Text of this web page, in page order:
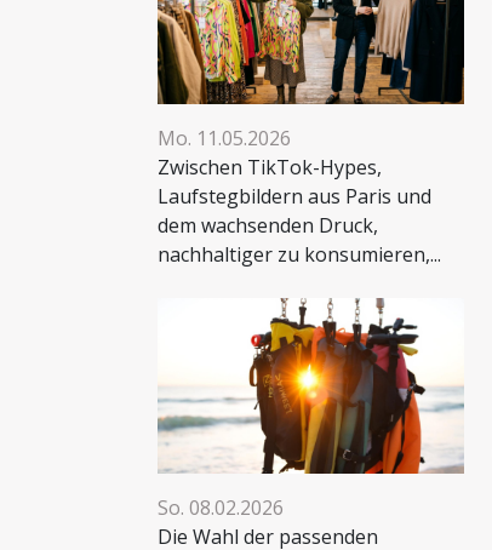
Mo. 11.05.2026
Zwischen TikTok-Hypes,
Laufstegbildern aus Paris und
dem wachsenden Druck,
nachhaltiger zu konsumieren,...
So. 08.02.2026
Die Wahl der passenden